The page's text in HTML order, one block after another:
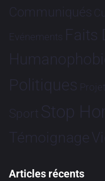
Communiqués
Evénements Faits
Politiques Projets
Sport Stop
Témoignage
Articles récents